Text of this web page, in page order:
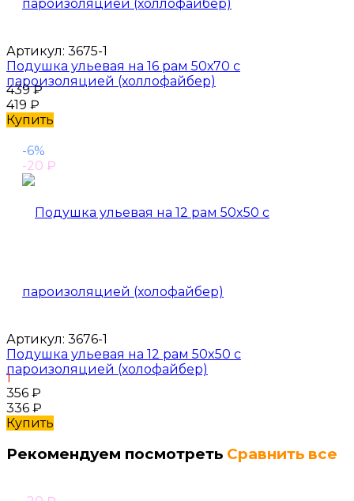
Артикул: 3675-1
Подушка ульевая на 16 рам 50х70 с
пароизоляцией (холлофайбер)
439₽
419 ₽
Купить
-6%
-20 ₽
Артикул: 3676-1
Подушка ульевая на 12 рам 50x50 с
пароизоляцией (холофайбер)
1
356 ₽
336 ₽
Купить
Рекомендуем посмотреть Сравнить все